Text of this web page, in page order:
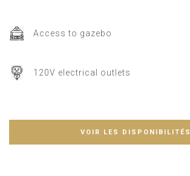
Access to gazebo
120V electrical outlets
VOIR LES DISPONIBILITÉS